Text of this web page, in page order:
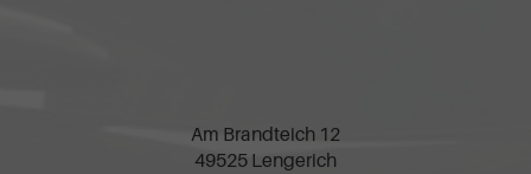
Am Brandteich 12
49525 Lengerich